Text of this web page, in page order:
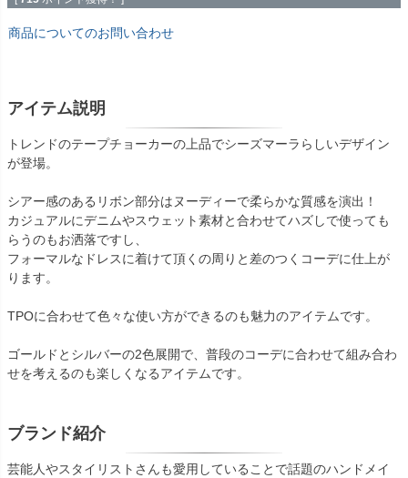
商品についてのお問い合わせ
アイテム説明
トレンドのテープチョーカーの上品でシーズマーラらしいデザイン
が登場。
シアー感のあるリボン部分はヌーディーで柔らかな質感を演出！
カジュアルにデニムやスウェット素材と合わせてハズしで使っても
らうのもお洒落ですし、
フォーマルなドレスに着けて頂くの周りと差のつくコーデに仕上が
ります。
TPOに合わせて色々な使い方ができるのも魅力のアイテムです。
ゴールドとシルバーの2色展開で、普段のコーデに合わせて組み合わ
せを考えるのも楽しくなるアイテムです。
ブランド紹介
芸能人やスタイリストさんも愛用していることで話題のハンドメイ